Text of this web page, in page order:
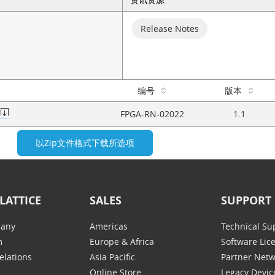
Release Notes
编号
版本
FPGA-RN-02022
1.1
SALES
Americas
Europe & Africa
Asia Pacific
Online Store
SUPPORT
Technical
Software
Partner
Legacy